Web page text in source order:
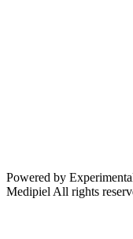
Powered by
Medipiel All rights